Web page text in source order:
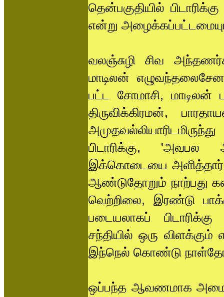
தென்பகுதியில்
என்று
வலஞ்சுழி சிவ
மாடிலன்
பட்ட சோமாசி, மாடிலன்
திருவிக்கிரமன்,
பிடாரிக்கு,
இக்கொடையை அளித்தார்.
ஆண்டுதோறும் நாற்பது
வெற்றிலை, இரண்டு
படையலாகப்
சந்தியில் ஒரு
இந்நெல் கொண்டு
ஒப்பந்த ஆவணமாக